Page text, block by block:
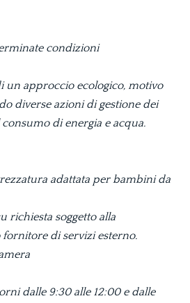
condizioni
un approccio ecologico, motivo
diverse azioni di gestione dei
di energia e acqua.
adattata per bambini da
richiesta soggetto alla
di servizi esterno.
dalle 9:30 alle 12:00 e dalle